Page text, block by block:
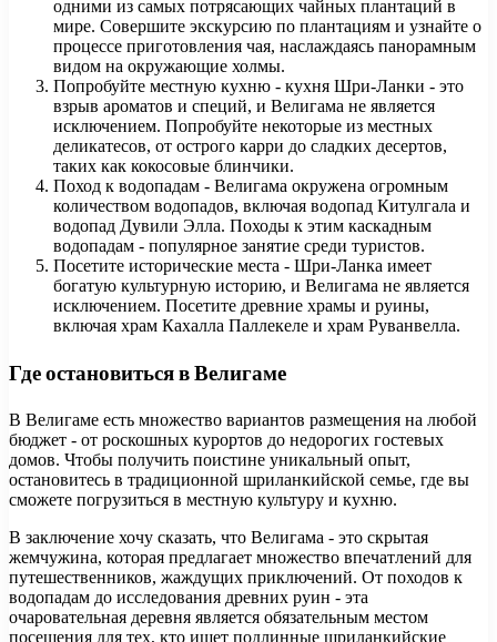
одними из самых потрясающих чайных плантаций в
мире. Совершите экскурсию по плантациям и узнайте о
процессе приготовления чая, наслаждаясь панорамным
видом на окружающие холмы.
Попробуйте местную кухню - кухня Шри-Ланки - это
взрыв ароматов и специй, и Велигама не является
исключением. Попробуйте некоторые из местных
деликатесов, от острого карри до сладких десертов,
таких как кокосовые блинчики.
Поход к водопадам - Велигама окружена огромным
количеством водопадов, включая водопад Китулгала и
водопад Дувили Элла. Походы к этим каскадным
водопадам - популярное занятие среди туристов.
Посетите исторические места - Шри-Ланка имеет
богатую культурную историю, и Велигама не является
исключением. Посетите древние храмы и руины,
включая храм Кахалла Паллекеле и храм Руванвелла.
Где остановиться в Велигаме
В Велигаме есть множество вариантов размещения на любой
бюджет - от роскошных курортов до недорогих гостевых
домов. Чтобы получить поистине уникальный опыт,
остановитесь в традиционной шриланкийской семье, где вы
сможете погрузиться в местную культуру и кухню.
В заключение хочу сказать, что Велигама - это скрытая
жемчужина, которая предлагает множество впечатлений для
путешественников, жаждущих приключений. От походов к
водопадам до исследования древних руин - эта
очаровательная деревня является обязательным местом
посещения для тех, кто ищет подлинные шриланкийские